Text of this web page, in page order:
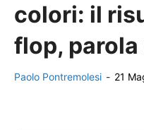
colori: il
flop,
Paolo Pontremolesi - 21